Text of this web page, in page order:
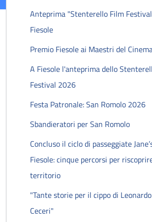
Anteprima "Stenterello Film
Fiesole
Premio Fiesole ai Maestri del
A Fiesole l'anteprima dello
Festival 2026
Festa Patronale: San Romolo 2026
Sbandieratori per San Romolo
Concluso il ciclo di passeggiate
Fiesole: cinque percorsi per
territorio
"Tante storie per il cippo di
Ceceri"